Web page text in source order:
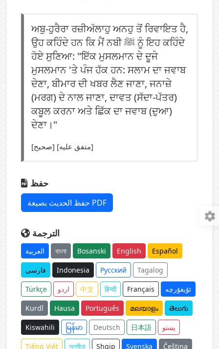
ਅਬੁ-ਹੁਰੈਰਾ ਰਜ਼ੀਅੱਲਾਹੁ ਅਨਹੁ ਤੋਂ ਰਿਵਾਇਤ ਹੈ,
ਉਹ ਕਹਿੰਦੇ ਹਨ ਕਿ ਮੈਂ ਨਬੀ ﷺ ਨੂੰ ਇਹ ਕਹਿੰਦੇ
ਹੋਏ ਸੁਣਿਆ: "ਇੱਕ ਮੁਸਲਮਾਨ ਦੇ ਦੂਜੇ
ਮੁਸਲਮਾਨ 'ਤੇ ਪੰਜ ਹੱਕ ਹਨ: ਸਲਾਮ ਦਾ ਜਵਾਬ
ਦੇਣਾ, ਬੀਮਾਰ ਦੀ ਖਬਰ ਲੈਣ ਜਾਣਾ, ਜਨਾਜ਼ੇ
(ਮਰਗ) ਦੇ ਨਾਲ ਜਾਣਾ, ਦਾਵਤ (ਸੱਦਾ-ਪੱਤਰ)
ਕਬੂਲ ਕਰਨਾ ਅਤੇ ਛਿੱਕ ਦਾ ਜਵਾਬ (ਦੁਆ)
ਦੇਣਾ।"
[صحيح] [متفق عليه]
حفظ
حفظ الحديث بصيغة PDF
الترجمة
العربية বাংলা Bosanski English Español
فارسی Indonesia Русский Tagalog
Türkçe اردو 中文 हिन्दी Français ئۇيغۇرچە
Kurdî Hausa Português മലയാളം తెలుగు
Kiswahili မြန်မာ Deutsch 日本語 پښتو
Tiếng Việt অসমীয়া Shqip Svenska Čeština